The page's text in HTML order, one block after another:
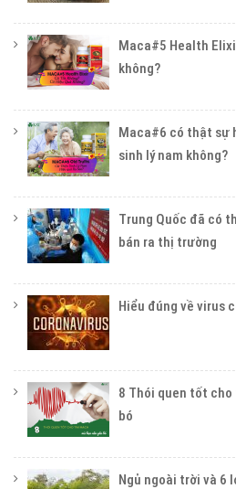
Maca#5 Health
không?
Maca#6 có thật sự
sinh lý nam không?
Trung Quốc đã có
bán ra thị trường
Hiểu đúng về virus
8 Thói quen tốt cho
bó
Ngủ ngoài trời và 6